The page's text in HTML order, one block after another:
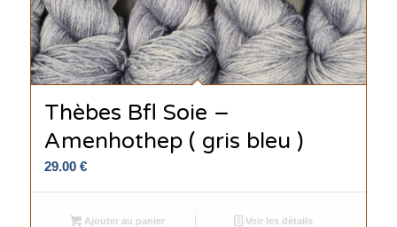
Thèbes Bfl Soie –
Amenhothep ( gris bleu )
29.00 €
Ajouter au panier Voir les détails